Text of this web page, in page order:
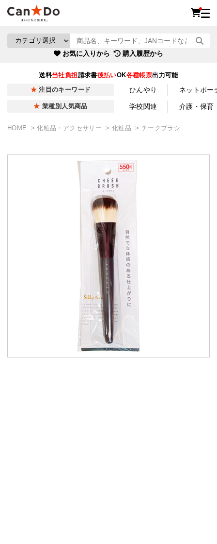
お気に入りから 購入履歴から
送料当社負担請求書後払いOK各種帳票出力可能
注目のキーワード ひんやり ネットポー
業種別人気商品 学校関連 介護・保育
HOME 化粧品・アクセサリー 化粧品 チークブラシ